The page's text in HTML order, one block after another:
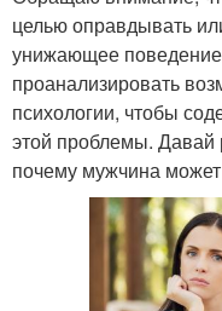
целью оправдывать
унижающее
проанализировать
психологии, чтобы
этой проблемы.
почему мужчина